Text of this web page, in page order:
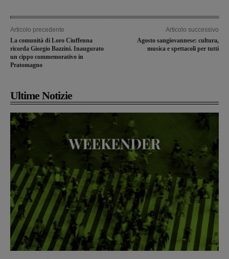
Articolo precedente
La comunità di Loro Ciuffenna
ricorda Giorgio Bazzini. Inaugurato
un cippo commemorativo in
Pratomagno
Articolo successivo
Agosto sangiovannese: cultura,
musica e spettacoli per tutti
Ultime Notizie